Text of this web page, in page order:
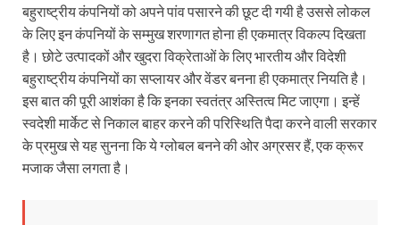
बहुराष्ट्रीय कंपनियों को अपने पांव पसारने की छूट दी गयी है उससे लोकल
के लिए इन कंपनियों के सम्मुख शरणागत होना ही एकमात्र विकल्प दिखता
है। छोटे उत्पादकों और खुदरा विक्रेताओं के लिए भारतीय और विदेशी
बहुराष्ट्रीय कंपनियों का सप्लायर और वेंडर बनना ही एकमात्र नियति है।
इस बात की पूरी आशंका है कि इनका स्वतंत्र अस्तित्व मिट जाएगा। इन्हें
स्वदेशी मार्केट से निकाल बाहर करने की परिस्थिति पैदा करने वाली सरकार
के प्रमुख से यह सुनना कि ये ग्लोबल बनने की ओर अग्रसर हैं, एक क्रूर
मजाक जैसा लगता है।